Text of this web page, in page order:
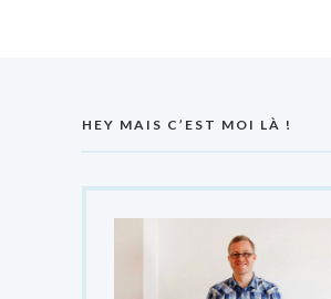
HEY MAIS C’EST MOI LÀ !